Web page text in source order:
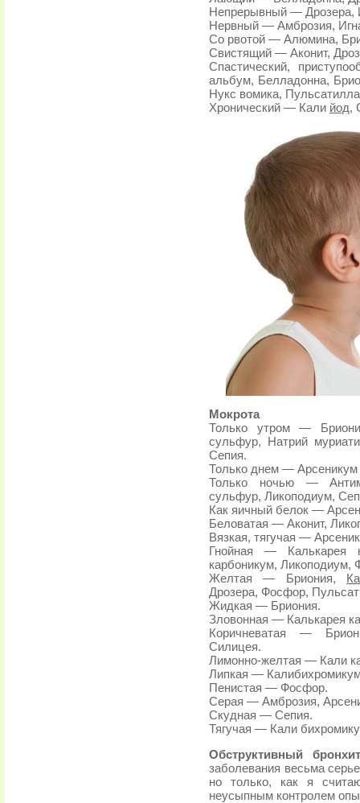
Непрерывный — Дрозера,
Нервный — Амброзия,
Со рвотой — Алюмина,
Свистящий — Аконит,
Спастический,
альбум, Белладонна,
Нукс вомика,
Хронический — Кали йод,
Мокрота
Только утром —
сульфур, Натрий
Сепия.
Только днем —
Только ночью —
сульфур, Ликоподиум,
Как яичный белок —
Беловатая — Аконит,
Вязкая, тягучая —
Гнойная — Калькарея
карбоникум,
Желтая — Бриония,
Дрозера, Фосфор,
Жидкая — Бриония.
Зловонная — Калькарея
Коричневатая —
Силицея.
Лимонно-желтая — Кали
Липкая —
Пенистая — Фосфор.
Серая — Амброзия,
Скудная — Сепия.
Тягучая — Кали
Обструктивный
заболевания весьма
но только, как я
неусыпным контролем